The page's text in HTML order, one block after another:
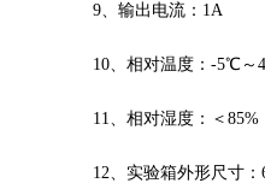
9、输出电流：1A
10、相对温度：-5℃～
11、相对湿度：＜
12、实验箱外形尺寸：